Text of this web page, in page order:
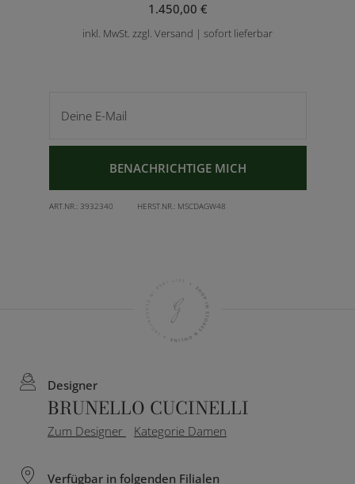
1.450,00 €
inkl. MwSt. zzgl. Versand | sofort lieferbar
BENACHRICHTIGE MICH
ART.NR.: 3932340 HERST.NR.: MSCDAGW48
Designer
BRUNELLO CUCINELLI
Zum Designer Kategorie Damen
Verfügbar in folgenden Filialen